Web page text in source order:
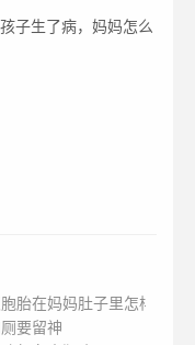
子生了病，妈妈怎么
胎在妈妈肚子里怎样“住”
要留神